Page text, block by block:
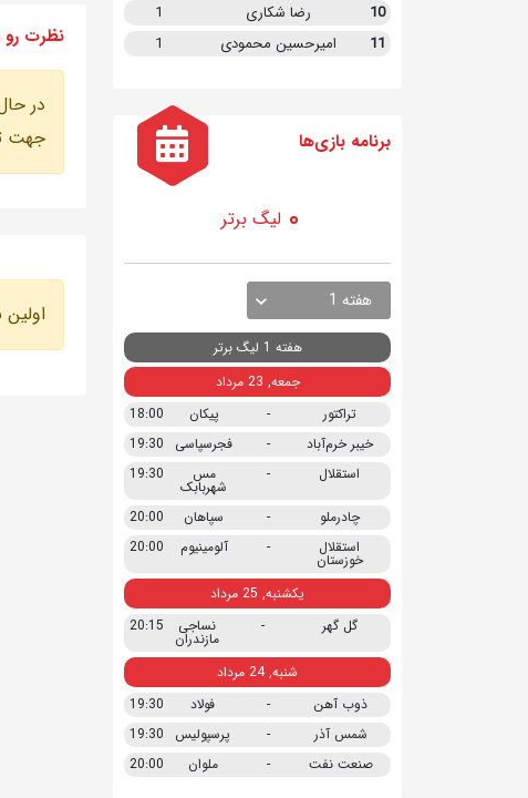
نظرت
در
جهت
10
رضا شکاری
1
11
امیرحسین محمودی 1
برنامه بازی ها
لیگ برتر
هفته 1
هفته 1 لیگ برتر
جمعه, 23 مرداد
تراکتور
- پیکان
18:00
خیبر خرم‌آباد
- فجرسپاسی
19:30
استقلال
- مس
شهربابک
19:30
چادرملو - سپاهان
20:00
استقلال
خوزستان
- آلومینیوم 20:00
یکشنبه, 25 مرداد
گل گهر
- نساجی
مازندران
20:15
شنبه, 24 مرداد
ذوب آهن
- فولاد
19:30
شمس آذر
- پرسپولیس
19:30
صنعت نفت
- ملوان 20:00